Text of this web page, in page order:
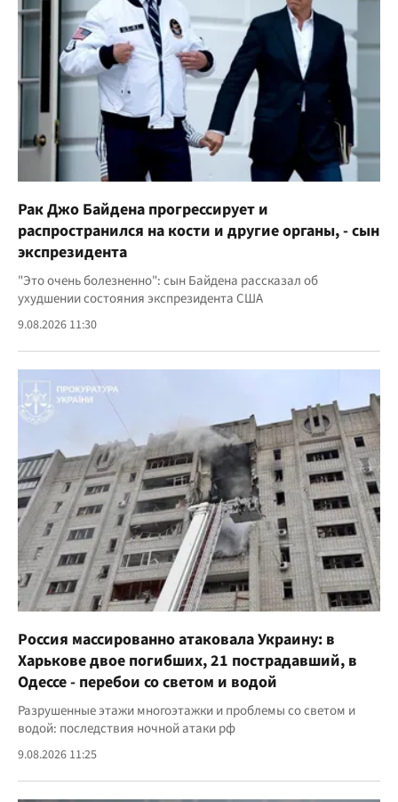
Рак Джо Байдена прогрессирует и
распространился на кости и другие органы, - сын
экспрезидента
"Это очень болезненно": сын Байдена рассказал об
ухудшении состояния экспрезидента США
9.08.2026 11:30
Россия массированно атаковала Украину: в
Харькове двое погибших, 21 пострадавший, в
Одессе - перебои со светом и водой
Разрушенные этажи многоэтажки и проблемы со светом и
водой: последствия ночной атаки рф
9.08.2026 11:25